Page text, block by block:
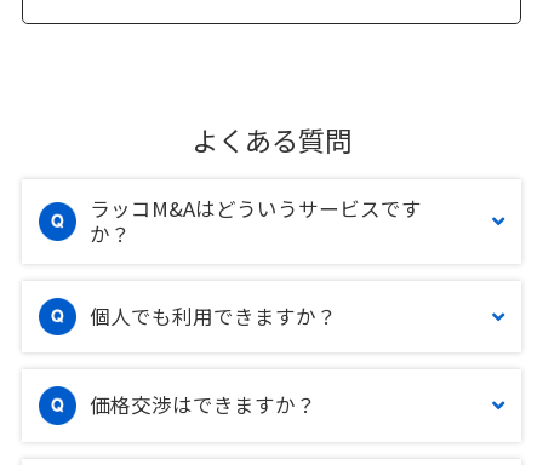
よくある質問
ラッコM&Aはどういうサービスです
か？
個人でも利用できますか？
価格交渉はできますか？